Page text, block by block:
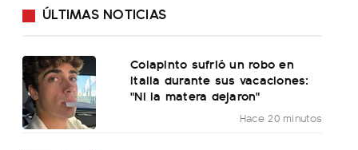
ÚLTIMAS NOTICIAS
Colapinto sufrió un robo en
Italia durante sus vacaciones:
"Ni la matera dejaron"
Hace 20 minutos